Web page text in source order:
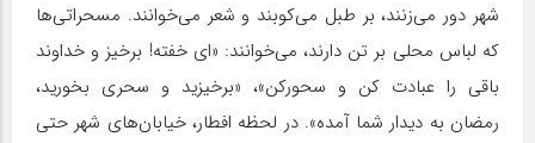
شهر دور می‌زنند، بر طبل می‌کوبند و شعر می‌خوانند. مسحراتی‌ها
که لباس محلی بر تن دارند، می‌خوانند: «ای خفته! برخیز و خداوند
باقی را عبادت کن و سحورکن»، «برخیزید و سحری بخورید،
رمضان به دیدار شما آمده». در لحظه افطار، خیابان‌های شهر حتی